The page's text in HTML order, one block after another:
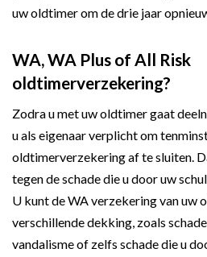
uw oldtimer om de drie jaar
WA, WA Plus of All Risk
oldtimerverzekering?
Zodra u met uw oldtimer gaat
u als eigenaar verplicht om
oldtimerverzekering af te sluiten.
tegen de schade die u door uw
U kunt de WA verzekering van uw
verschillende dekking, zoals
vandalisme of zelfs schade die u